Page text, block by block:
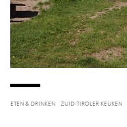
ETEN & DRINKEN ZUID-TIROLER KEUKEN